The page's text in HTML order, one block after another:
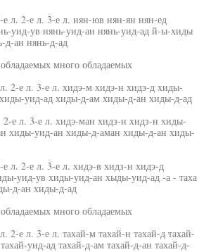
е л. 2-е л. 3-е л. нян-юв нян-ян нян-ед
уид-ув нянь-уид-ан нянь-уид-ад й-ы-хиды
д-ан нянь-д-ад
много обладаемых
2-е л. 3-е л. хидэ-м хидэ-н хидэ-д хиды-
уид-ад хиды-д-ам хиды-д-ан хиды-д-ад
2-е л. 3-е л. хидэ-ман хидз-н хидз-н хиды-
хиды-уид-ан хиды-д-аман хиды-д-ан хиды-
л. 2-е л. 3-е л. хидэ-в хидз-н хидэ-д
уид-ув хиды-уид-ан хыды-уид-ад -а - таха
д-ан хиды-д-ад
много обладаемых
2-е л. 3-е л. тахай-м тахай-н тахай-д тахай-
уид-ад тахай-д-ам тахай-д-ан тахай-д-